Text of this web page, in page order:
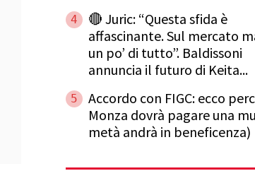
4
🔴 Juric: “Questa sfida è
affascinante. Sul mercato
un po’ di tutto”. Baldissoni
annuncia il futuro di Keita...
5
Accordo con FIGC: ecco
Monza dovrà pagare una
metà andrà in beneficenza)